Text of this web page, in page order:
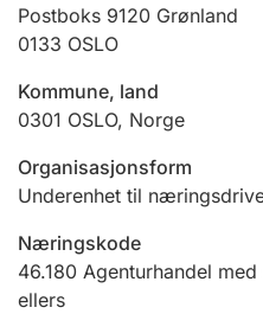
Offentlig sektor
Andre tema
Postboks 9120 Grønland
0133 OSLO
Kommune, land
0301 OSLO, Norge
Organisasjonsform
Underenhet til
Næringskode
46.180 Agenturhandel
ellers